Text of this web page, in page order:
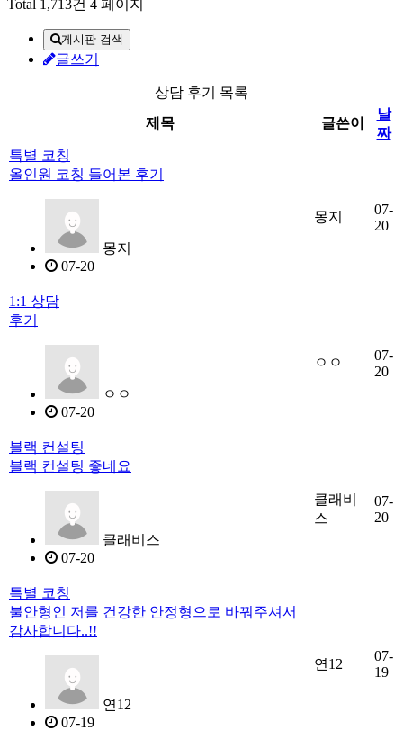
Total 1,713건 4 페이지
게시판 검색
글쓰기
상담 후기 목록
제목
글쓴이
날
짜
특별 코칭
올인원 코칭 들어본 후기
몽지
07-20
몽지
07-
20
1:1 상담
후기
ㅇㅇ
07-20
ㅇㅇ
07-
20
블랙 컨설팅
블랙 컨설팅 좋네요
클래비스
07-20
클래비
스
07-
20
특별 코칭
불안형인 저를 건강한 안정형으로 바꿔주셔서
감사합니다..!!
연12
07-19
연12
07-
19